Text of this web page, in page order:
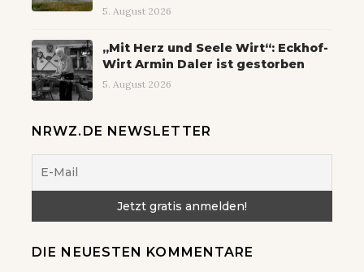
5. August 2026
„Mit Herz und Seele Wirt“: Eckhof-
Wirt Armin Daler ist gestorben
5. August 2026
NRWZ.DE NEWSLETTER
DIE NEUESTEN KOMMENTARE